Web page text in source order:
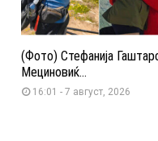
(Фото) Стефанија
Мециновиќ...
16:01 - 7 август, 2026